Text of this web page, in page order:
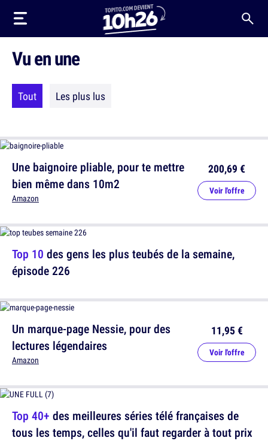
Vu en une
Tout Les plus lus
Une baignoire pliable, pour te mettre
bien même dans 10m2
Amazon
200,69 €
Voir l'offre
Un marque-page Nessie, pour des
lectures légendaires
Amazon
11,95 €
Voir l'offre
Top 10 des gens les plus teubés de la semaine,
épisode 226
Top 40+ des meilleures séries télé françaises de
tous les temps, celles qu'il faut regarder à tout prix